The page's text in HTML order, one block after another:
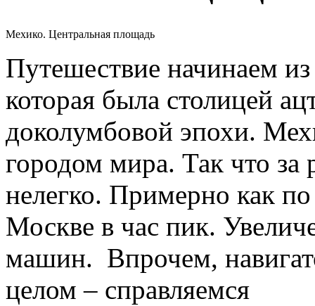
Мехико. Центральная площадь
Путешествие начинаем
которая была столицей
доколумбовой эпохи.
городом мира. Так что за
нелегко. Примерно как
Москве в час пик.
машин. Впрочем,
целом – справляемся